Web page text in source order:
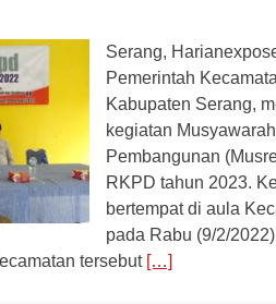
Serang,
Pemerintah
Kabupaten Serang,
kegiatan
Pembangunan
RKPD tahun 2023.
bertempat di aula
pada Rabu (9/2/
tersebut […]